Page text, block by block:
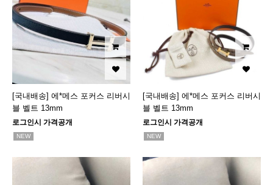
[국내배송] 에*메스 포커스 리버시
블 벨트 13mm
로그인시 가격공개
NEW
[국내배송] 에*메스 포커스 리버시
블 벨트 13mm
로그인시 가격공개
NEW